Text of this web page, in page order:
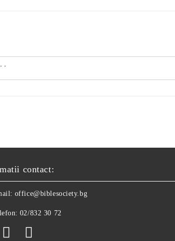
contact:
office@biblesociety.bg
02/832 30 72